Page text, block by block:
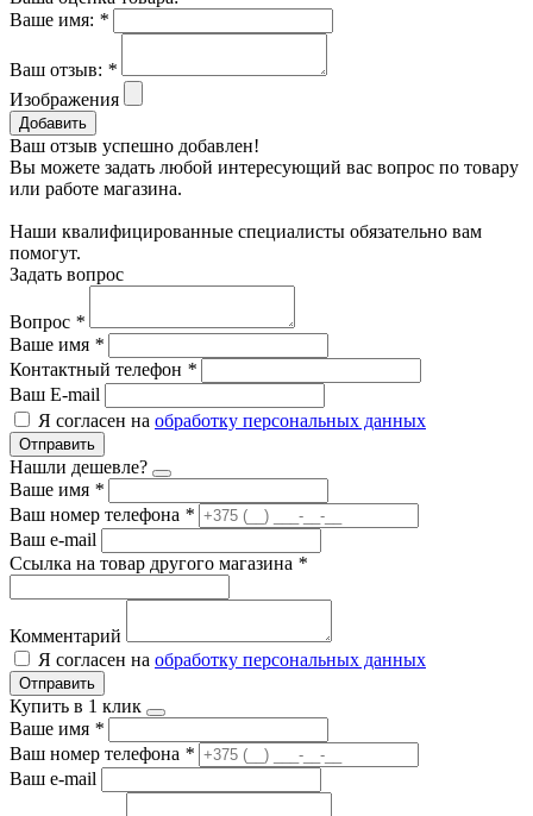
Ваше имя: *
Ваш отзыв: *
Изображения
Добавить
Ваш отзыв успешно добавлен!
Вы можете задать любой интересующий вас вопрос по товару
или работе магазина.
Наши квалифицированные специалисты обязательно вам
помогут.
Задать вопрос
Вопрос *
Ваше имя *
Контактный телефон *
Ваш E-mail
Я согласен на обработку персональных данных
Отправить
Нашли дешевле?
Ваше имя *
Ваш номер телефона *
Ваш e-mail
Ссылка на товар другого магазина *
Комментарий
Я согласен на обработку персональных данных
Отправить
Купить в 1 клик
Ваше имя *
Ваш номер телефона *
Ваш e-mail